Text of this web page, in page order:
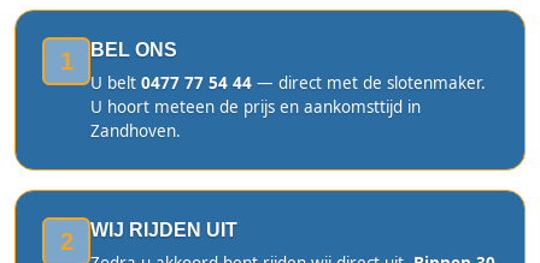
1 BEL ONS
U belt 0477 77 54 44 — direct met de slotenmaker.
U hoort meteen de prijs en aankomsttijd in
Zandhoven.
2 WIJ RIJDEN UIT